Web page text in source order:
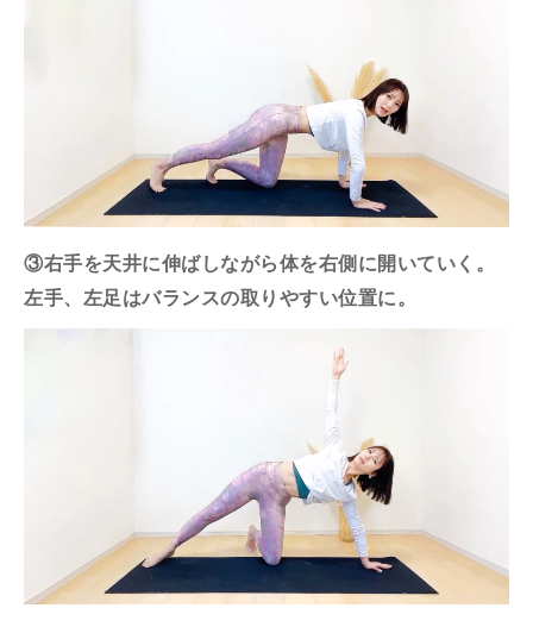
③右手を天井に伸ばしながら体を右側に開いていく。
左手、左足はバランスの取りやすい位置に。